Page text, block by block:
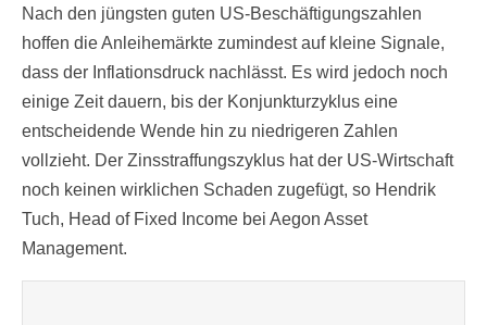
Nach den jüngsten guten US-Beschäftigungszahlen
hoffen die Anleihemärkte zumindest auf kleine Signale,
dass der Inflationsdruck nachlässt. Es wird jedoch noch
einige Zeit dauern, bis der Konjunkturzyklus eine
entscheidende Wende hin zu niedrigeren Zahlen
vollzieht. Der Zinsstraffungszyklus hat der US-Wirtschaft
noch keinen wirklichen Schaden zugefügt, so Hendrik
Tuch, Head of Fixed Income bei Aegon Asset
Management.